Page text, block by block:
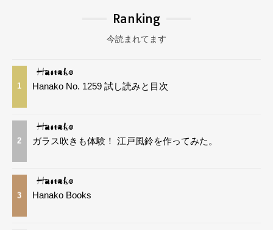
Ranking
今読まれてます
1 Hanako No. 1259 試し読みと目次
2 ガラス吹きも体験！ 江戸風鈴を作ってみた。
3 Hanako Books